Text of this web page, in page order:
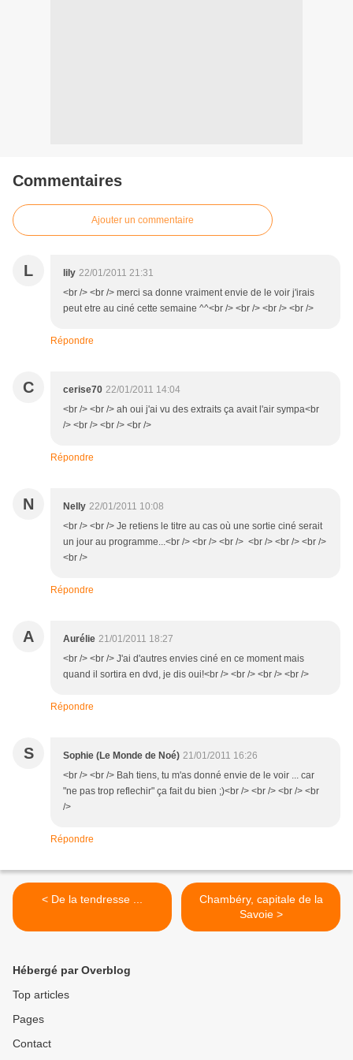
Commentaires
Ajouter un commentaire
L lily 22/01/2011 21:31
<br /> <br /> merci sa donne vraiment envie de le voir j'irais
peut etre au ciné cette semaine ^^<br /> <br /> <br /> <br />
Répondre
C cerise70 22/01/2011 14:04
<br /> <br /> ah oui j'ai vu des extraits ça avait l'air sympa<br
/> <br /> <br /> <br />
Répondre
N Nelly 22/01/2011 10:08
<br /> <br /> Je retiens le titre au cas où une sortie ciné serait
un jour au programme...<br /> <br /> <br /> <br /> <br /> <br />
<br />
Répondre
A Aurélie 21/01/2011 18:27
<br /> <br /> J'ai d'autres envies ciné en ce moment mais
quand il sortira en dvd, je dis oui!<br /> <br /> <br /> <br />
Répondre
S Sophie (Le Monde de Noé) 21/01/2011 16:26
<br /> <br /> Bah tiens, tu m'as donné envie de le voir ... car
"ne pas trop reflechir" ça fait du bien ;)<br /> <br /> <br /> <br
/>
Répondre
< De la tendresse ...
Chambéry, capitale de la
Savoie >
Hébergé par Overblog
Top articles
Pages
Contact